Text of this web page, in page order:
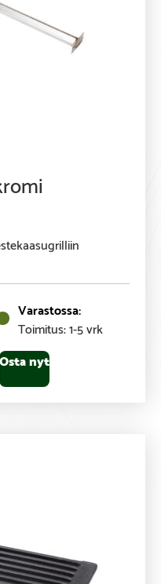
Toimitus: 1-5 vrk
Osta nyt